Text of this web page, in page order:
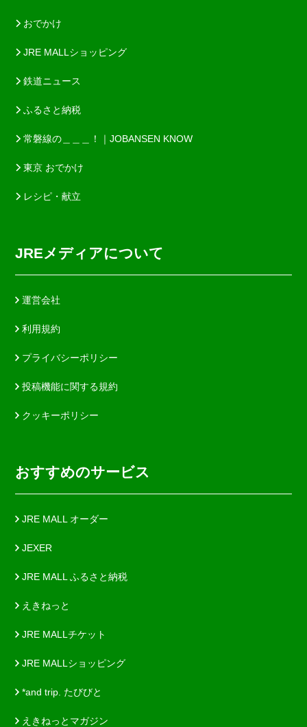
おでかけ
JRE MALLショッピング
鉄道ニュース
ふるさと納税
常磐線の＿＿＿！｜JOBANSEN KNOW
東京 おでかけ
レシピ・献立
JREメディアについて
運営会社
利用規約
プライバシーポリシー
投稿機能に関する規約
クッキーポリシー
おすすめのサービス
JRE MALL オーダー
JEXER
JRE MALL ふるさと納税
えきねっと
JRE MALLチケット
JRE MALLショッピング
*and trip. たびびと
えきねっとマガジン